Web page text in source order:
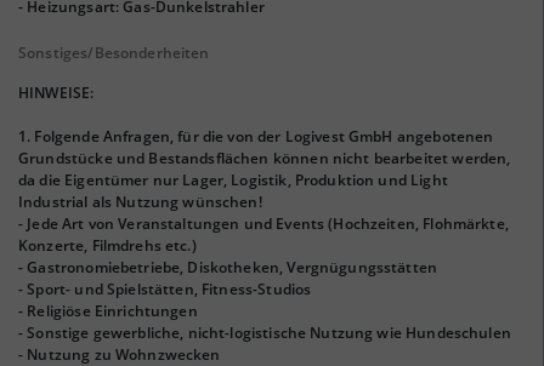
- Heizungsart: Gas-Dunkelstrahler
Sonstiges/Besonderheiten
HINWEISE:
1. Folgende Anfragen, für die von der Logivest GmbH angebotenen
Grundstücke und Bestandsflächen können nicht bearbeitet werden,
da die Eigentümer nur Lager, Logistik, Produktion und Light
Industrial als Nutzung wünschen!
- Jede Art von Veranstaltungen und Events (Hochzeiten, Flohmärkte,
Konzerte, Filmdrehs etc.)
- Gastronomiebetriebe, Diskotheken, Vergnügungsstätten
- Sport- und Spielstätten, Fitness-Studios
- Religiöse Einrichtungen
- Sonstige gewerbliche, nicht-logistische Nutzung wie Hundeschulen
- Nutzung zu Wohnzwecken